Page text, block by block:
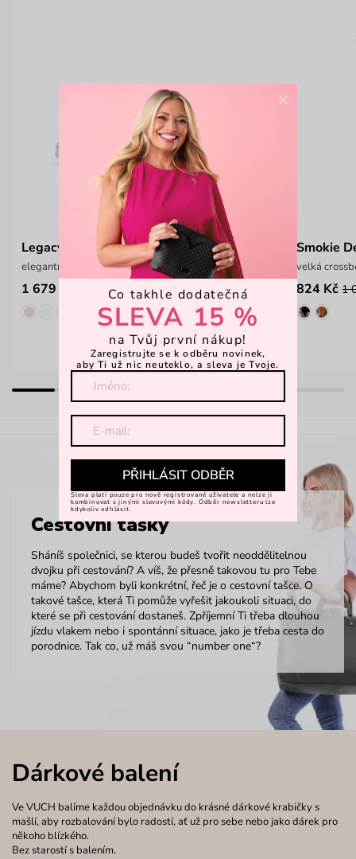
Legacy Grey
elegantní kožená obuv
1 679 Kč 2 399 Kč
Smokie
velká
824 Kč 1
Cestovní tašky
Sháníš společnici, se kterou budeš tvořit neoddělitelnou
dvojku při cestování? A víš, že přesně takovou tu pro Tebe
máme? Abychom byli konkrétní, řeč je o cestovní tašce. O
takové tašce, která Ti pomůže vyřešit jakoukoli situaci, do
které se při cestování dostaneš. Zpříjemní Ti třeba dlouhou
jízdu vlakem nebo i spontánní situace, jako je třeba cesta do
porodnice. Tak co, už máš svou “number one“?
Dárkové balení
Ve VUCH balíme každou objednávku do krásné dárkové krabičky s
mašlí, aby rozbalování bylo radostí, ať už pro sebe nebo jako dárek pro
někoho blízkého.
Bez starostí s balením.
×
Co takhle dodatečná
SLEVA 15 %
na Tvůj první nákup!
Zaregistrujte se k odběru novinek,
aby Ti už nic neuteklo, a sleva je Tvoje.
PŘIHLÁSIT ODBĚR
Sleva platí pouze pro nově registrované uživatele a nelze ji
kombinovat s jinými slevovými kódy. Odběr newsletteru lze
kdykoliv odhlásit.